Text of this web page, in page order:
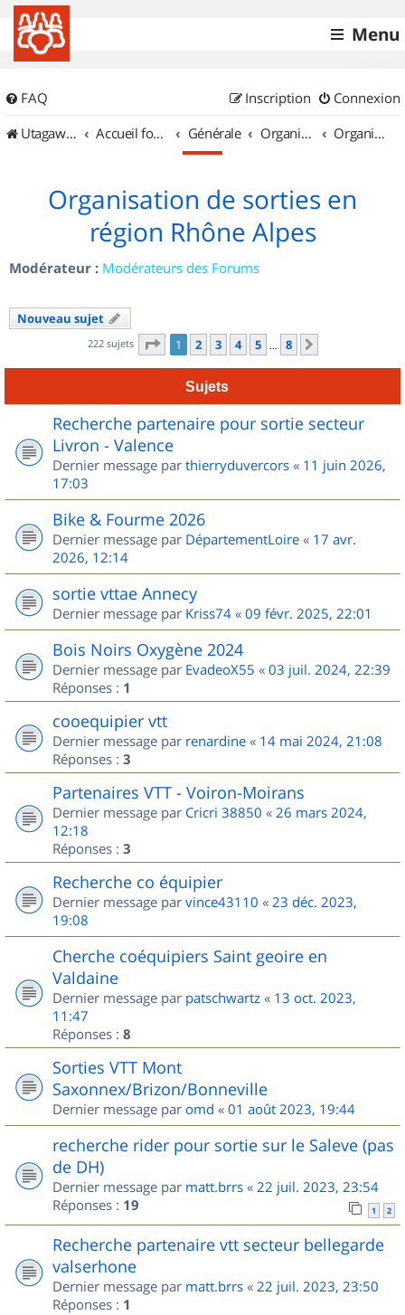
Menu
FAQ Connexion
Inscription
UtagawaVTT (Randos VTT et VTTAE avec traces GPS)
Accueil forum Générale Organisation de sorties & Recherche de partenaires Organisation de sorties en région Rhône Alpes
Organisation de sorties en
région Rhône Alpes
Modérateur : Modérateurs des Forums
Nouveau sujet
222 sujets Page 1sur
1 2 3 4 5 … 8
Sujets
Recherche partenaire pour sortie secteur
Livron - Valence
Dernier message par thierryduvercors « 11 juin 2026,
17:03
Bike & Fourme 2026
Dernier message par DépartementLoire « 17 avr.
2026, 12:14
sortie vttae Annecy
Dernier message par Kriss74 « 09 févr. 2025, 22:01
Bois Noirs Oxygène 2024
Dernier message par EvadeoX55 « 03 juil. 2024, 22:39
Réponses : 1
cooequipier vtt
Dernier message par renardine « 14 mai 2024, 21:08
Réponses : 3
Partenaires VTT - Voiron-Moirans
Dernier message par Cricri 38850 « 26 mars 2024,
12:18
Réponses : 3
Recherche co équipier
Dernier message par vince43110 « 23 déc. 2023,
19:08
Cherche coéquipiers Saint geoire en
Valdaine
Dernier message par patschwartz « 13 oct. 2023,
11:47
Réponses : 8
Sorties VTT Mont
Saxonnex/Brizon/Bonneville
Dernier message par omd « 01 août 2023, 19:44
recherche rider pour sortie sur le Saleve (pas
de DH)
Dernier message par matt.brrs « 22 juil. 2023, 23:54
Réponses : 19 1 2
Recherche partenaire vtt secteur bellegarde
valserhone
Dernier message par matt.brrs « 22 juil. 2023, 23:50
Réponses : 1